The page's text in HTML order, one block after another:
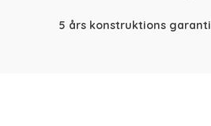
5 års konstruktions garanti